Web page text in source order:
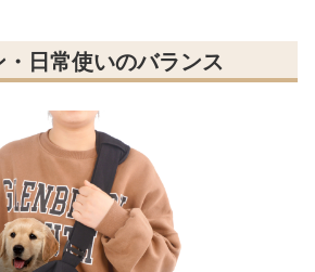
日常使いのバランス